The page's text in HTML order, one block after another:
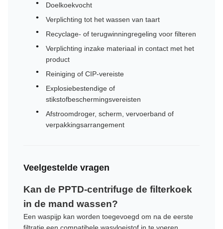
Doelkoekvocht
Verplichting tot het wassen van taart
Recyclage- of terugwinningregeling voor filteren
Verplichting inzake materiaal in contact met het
product
Reiniging of CIP-vereiste
Explosiebestendige of
stikstofbeschermingsvereisten
Afstroomdroger, scherm, vervoerband of
verpakkingsarrangement
Veelgestelde vragen
Kan de PPTD-centrifuge de filterkoek
in de mand wassen?
Een waspijp kan worden toegevoegd om na de eerste
filtratie een compatibele wasvloeistof in te voeren.